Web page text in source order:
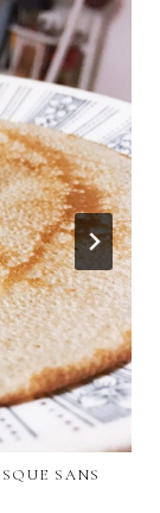
SANS